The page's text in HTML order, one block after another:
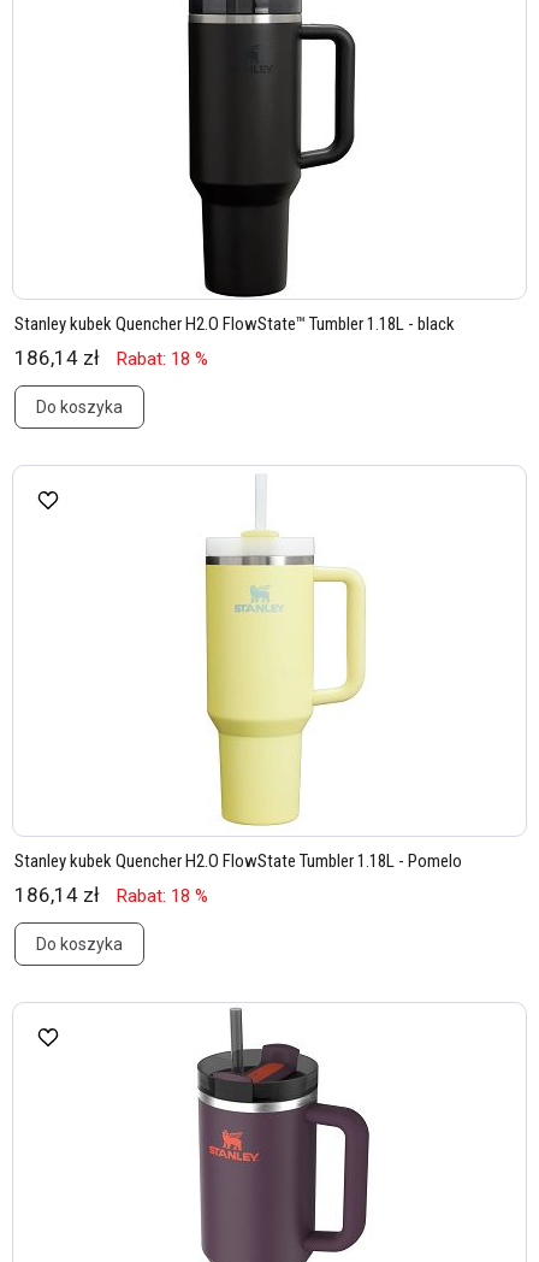
Stanley kubek Quencher H2.O FlowState™ Tumbler 1.18L - black
186,14 zł Rabat: 18 %
Do koszyka
Stanley kubek Quencher H2.O FlowState Tumbler 1.18L - Pomelo
186,14 zł Rabat: 18 %
Do koszyka